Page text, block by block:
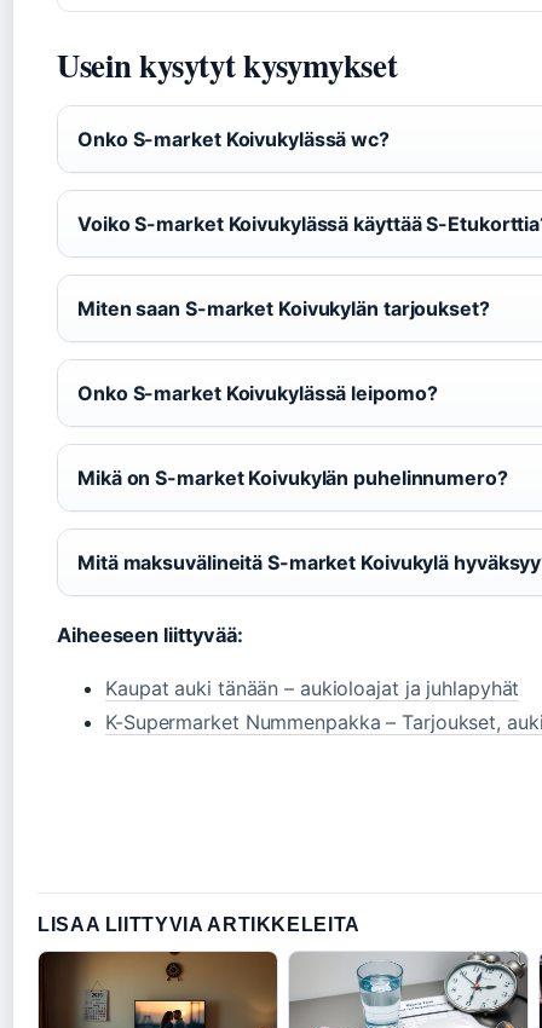
Usein kysytyt kysymykset
Onko S-market Koivukylässä wc?
Voiko S-market Koivukylässä käyttää S-
Miten saan S-market Koivukylän tarjoukset?
Onko S-market Koivukylässä leipomo?
Mikä on S-market Koivukylän puhelinnumero?
Mitä maksuvälineitä S-market Koivukylä
Aiheeseen liittyvää:
Kaupat auki tänään – aukioloajat ja juhlapyhät
K-Supermarket Nummenpakka – Tarjoukset,
LISAA LIITTYVIA ARTIKKELEITA